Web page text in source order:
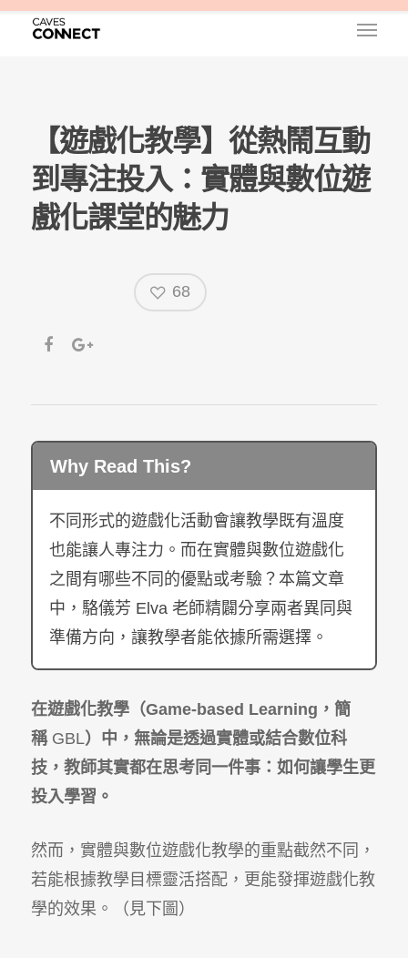
【遊戲化教學】從熱鬧互動
到專注投入：實體與數位遊
戲化課堂的魅力
68
Why Read This?
不同形式的遊戲化活動會讓教學既有溫度
也能讓人專注力。而在實體與數位遊戲化
之間有哪些不同的優點或考驗？ 本篇文章
中， 駱儀芳 Elva 老師精闢分享兩者異同與
準備方向 ，讓教學者能依據所需選擇。
在遊戲化教學（Game-based Learning，簡
稱 GBL）中，無論是透過實體或結合數位科
技，教師其實都在思考同一件事：如何讓學生更
投入學習。
然而，實體與數位遊戲化教學的重點截然不同，
若能根據教學目標靈活搭配，更能發揮遊戲化教
學的效果。（見下圖）